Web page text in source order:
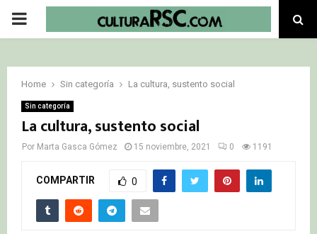
PRIMARY
Home Sin categoría La cultura, sustento social
Sin categoría
La cultura, sustento social
Por Marta Gasca Gómez 15 noviembre, 2021 0 1191
COMPARTIR 0